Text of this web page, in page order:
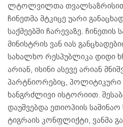
ლტოლვილთა თვალსაზრისით.
ჩინეთმა მტკიცე უარი
საქმეებში ჩარევაზე. ჩინეთის
მინისტრის ვან იას
სახალხო რესპუბლიკა დიდი
არიან, ისინი ასევე არიან
პარტნიორებიც,
ხანგრძლივი ისტორიით.
დაუშვებდა ეთიოპიის საშინაო
ტიგრაის კონფლიქტი, ვანმა